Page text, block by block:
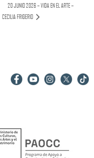
20 JUNIO 2026 – VIDA EN EL ARTE –
CECILIA FRIGERIO